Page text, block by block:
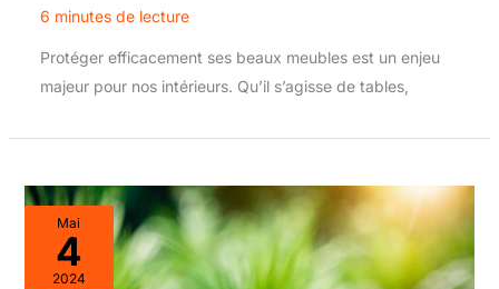
6 minutes de lecture
Protéger efficacement ses beaux meubles est un enjeu
majeur pour nos intérieurs. Qu’il s’agisse de tables,
Mai
4
2024